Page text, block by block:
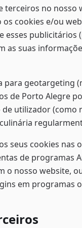
terceiros no nosso
cookies e/ou
esses publicitários
as suas
para geotargeting
de Porto Alegre
utilizador
seus cookies nas
de programas
o nosso website,
em programas